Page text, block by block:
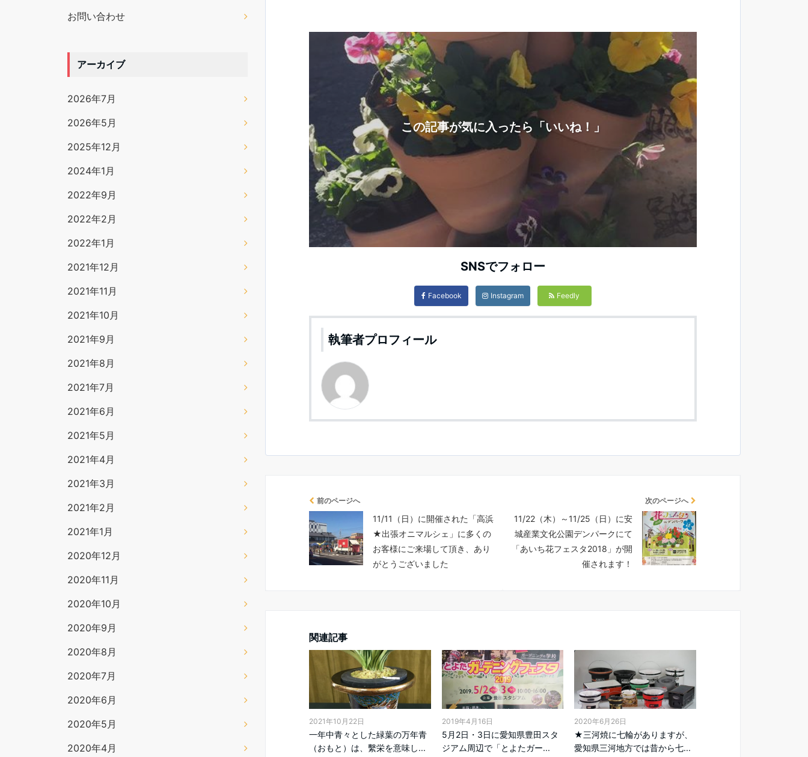
この記事が気に入ったら「いいね！」
SNSでフォロー
Facebook Instagram Feedly
執筆者プロフィール
前のページへ
11/11（日）に開催された「高浜
★出張オニマルシェ」に多くの
お客様にご来場して頂き、あり
がとうございました
次のページへ
11/22（木）～11/25（日）に安
城産業文化公園デンパークにて
「あいち花フェスタ2018」が開
催されます！
関連記事
2021年10月22日
一年中青々とした緑葉の万年青
（おもと）は、繫栄を意味し...
2019年4月16日
5月2日・3日に愛知県豊田スタ
ジアム周辺で「とよたガー...
2020年6月26日
★三河焼に七輪がありますが、
愛知県三河地方では昔から七...
お問い合わせ
アーカイブ
2026年7月
2026年5月
2025年12月
2024年1月
2022年9月
2022年2月
2022年1月
2021年12月
2021年11月
2021年10月
2021年9月
2021年8月
2021年7月
2021年6月
2021年5月
2021年4月
2021年3月
2021年2月
2021年1月
2020年12月
2020年11月
2020年10月
2020年9月
2020年8月
2020年7月
2020年6月
2020年5月
2020年4月